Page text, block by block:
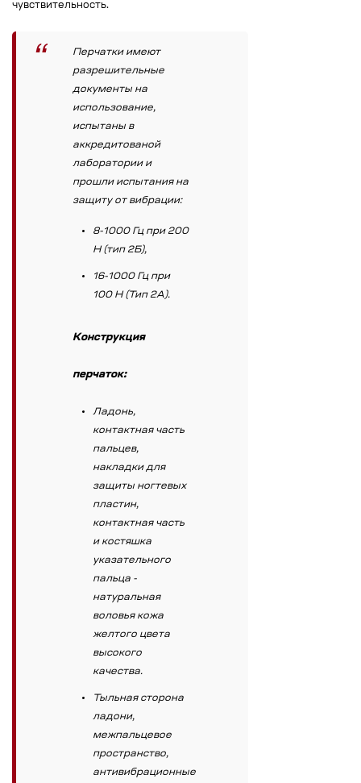
чувствительность.
Перчатки имеют
разрешительные
документы на
использование,
испытаны в
аккредитованой
лаборатории и
прошли испытания на
защиту от вибрации:
8-1000 Гц при 200
H (тип 2Б),
16-1000 Гц при
100 Н (Тип 2А).
Конструкция
перчаток:
Ладонь,
контактная часть
пальцев,
накладки для
защиты ногтевых
пластин,
контактная часть
и костяшка
указательного
пальца -
натуральная
воловья кожа
желтого цвета
высокого
качества.
Тыльная сторона
ладони,
межпальцевое
пространство,
антивибрационные